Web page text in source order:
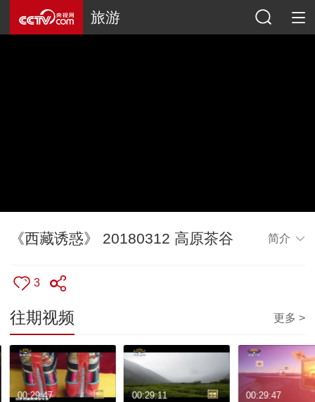
旅游
《西藏诱惑》 20180312 高原茶谷 简介
3
往期视频 更多 >
00:29:47 00:29:11 00:29:47